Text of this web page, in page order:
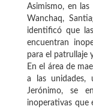
Asimismo, en las
Wanchaq,
identificó que
encuentran
para el patrullaje
En el área de
a las unidades,
Jerónimo, se
inoperativas que